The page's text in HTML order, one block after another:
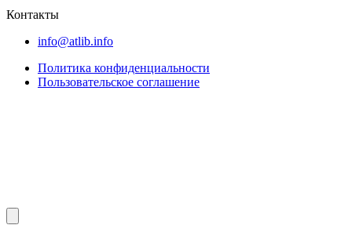
Контакты
info@atlib.info
Политика конфиденциальности
Пользовательское соглашение